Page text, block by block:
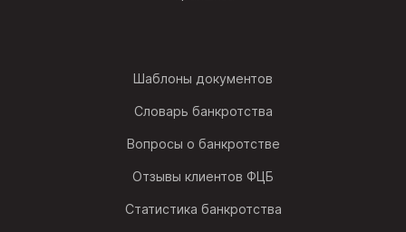
Шаблоны документов
Словарь банкротства
Вопросы о банкротстве
Отзывы клиентов ФЦБ
Статистика банкротства